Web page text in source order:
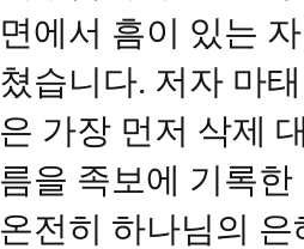
면에서 흠이 있는
쳤습니다. 저자 마
은 가장 먼저 삭제
름을 족보에 기록
온전히 하나님의